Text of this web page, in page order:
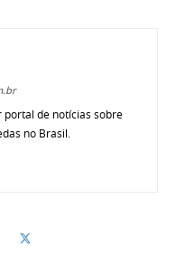
portal de notícias sobre
no Brasil.